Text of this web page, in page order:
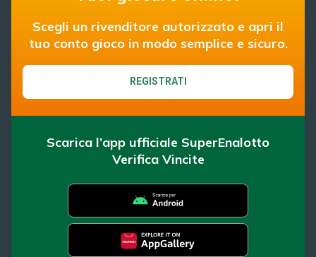
Scegli un rivenditore autorizzato e apri il
tuo conto gioco in modo semplice e sicuro.
REGISTRATI
Scarica l’app ufficiale SuperEnalotto
Verifica Vincite